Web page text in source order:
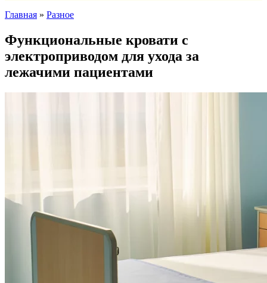
Главная » Разное
Функциональные кровати с
электроприводом для ухода за
лежачими пациентами